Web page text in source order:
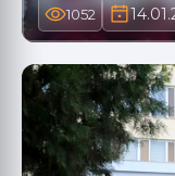
1052